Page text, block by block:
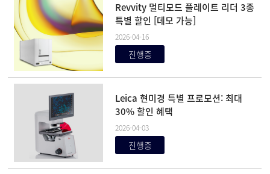
Revvity 멀티모드 플레이트 리더 3종
특별 할인 [데모 가능]
2026-04-16
진행중
Leica 현미경 특별 프로모션: 최대
30% 할인 혜택
2026-04-03
진행중